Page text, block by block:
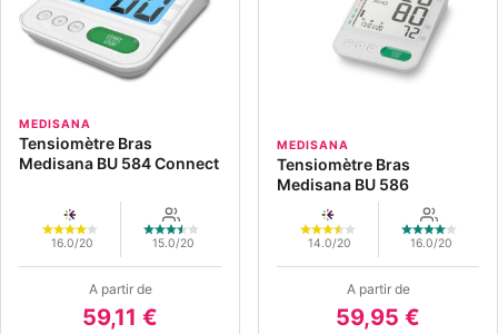
MEDISANA
Tensiomètre Bras
Medisana BU 584 Connect
16.0/20 15.0/20
A partir de
59,11 €
MEDISANA
Tensiomètre Bras
Medisana BU 586
14.0/20 16.0/20
A partir de
59,95 €